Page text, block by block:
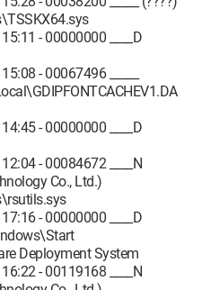
- 00000000 ____D
- 00067496 _____
- 00000000 ____D
- 00084672 ____N
Co., Ltd.)
- 00000000 ____D
Deployment System
- 00119168 ____N